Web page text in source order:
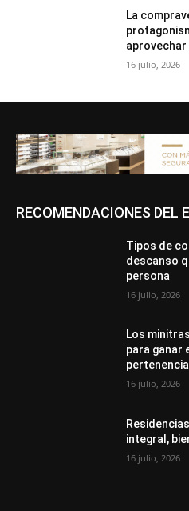
La
aprovechar
16 julio, 2026
RECOMENDACIONES DEL
Tipos de
descanso
persona
16 julio, 2026
Los
para ganar
16 julio, 2026
integral,
16 julio, 2026